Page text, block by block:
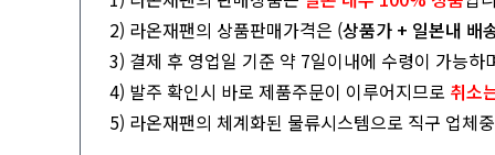
2) 라온재팬의 상품판매가격은 (상품가 + 일본내 배
3) 결제 후 영업일 기준 약 7일이내에 수령이 가능
4) 발주 확인시 바로 제품주문이 이루어지므로 취소
5) 라온재팬의 체계화된 물류시스템으로 직구 업체중